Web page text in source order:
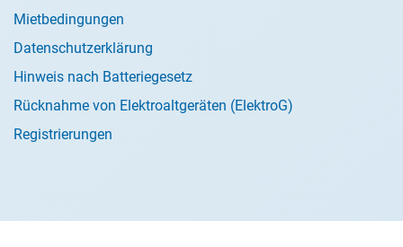
Mietbedingungen
Datenschutzerklärung
Hinweis nach Batteriegesetz
Rücknahme von Elektroaltgeräten (ElektroG)
Registrierungen